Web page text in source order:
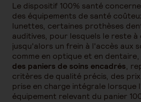
Le dispositif 100% santé
des équipements de santé
lunettes, certaines prothèses
auditives, pour lesquels le reste
jusqu'alors un frein à l'accès aux
comme en optique et en
des paniers de soins encadrés,
critères de qualité précis, des
prise en charge intégrale lorsque
équipement relevant du panier